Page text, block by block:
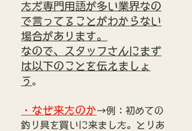
ただ専門用語が多い業界なの
で言ってることがわからない
場合があります。
なので、スタッフさんにまず
は以下のことを伝えましょ
う 。
・なぜ来たのか→例：初めての
釣り具を買いに来ました。とりあ